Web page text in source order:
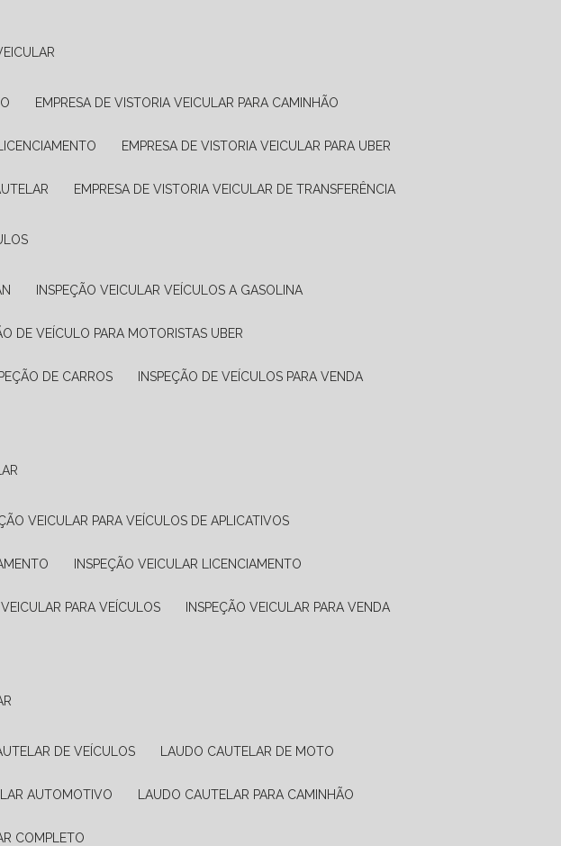
EMPRESA DE VISTORIA VEICULAR PARA CAMINHÃO
EMPRESA DE VISTORIA VEICULAR PARA UBER
EMPRESA DE VISTORIA VEICULAR DE TRANSFERÊNCIA
INSPEÇÃO VEICULAR VEÍCULOS A GASOLINA
DE VEÍCULO PARA MOTORISTAS UBER
DE CARROS INSPEÇÃO DE VEÍCULOS PARA VENDA
VEICULAR PARA VEÍCULOS DE APLICATIVOS
INSPEÇÃO VEICULAR LICENCIAMENTO
VEICULAR PARA VEÍCULOS INSPEÇÃO VEICULAR PARA VENDA
DE VEÍCULOS LAUDO CAUTELAR DE MOTO
AUTOMOTIVO LAUDO CAUTELAR PARA CAMINHÃO
COMPLETO